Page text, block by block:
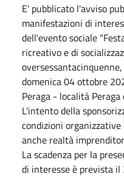
E' pubblicato l'avviso
manifestazioni di
dell'evento sociale
ricreativo e di
domenica04 ottobre
Peraga - località Peraga
L'intento della
condizioni
anche realtà
La scadenza per la
di interesse è prevista il